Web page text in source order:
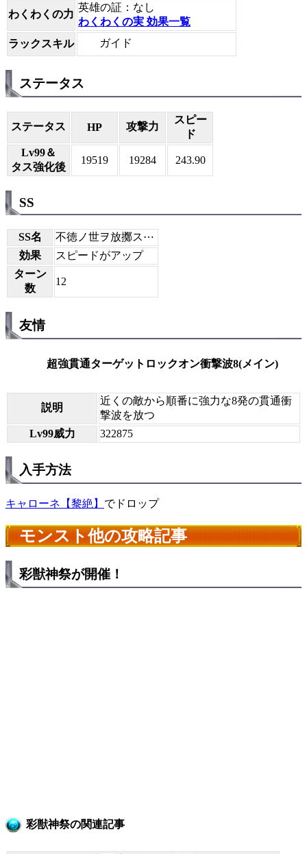
わくわくの力
英雄の証：なし
わくわくの実 効果一覧
ラックスキル
ガイド
ステータス
ステータス HP 攻撃力
スピー
ド
Lv99＆
タス強化後
19519 19284 243.90
SS
SS名
不徳ノ世ヲ放擲ス⋯
効果
スピードがアップ
ターン
数
12
友情
超強貫通ターゲットロックオン衝撃波8(メイン)
説明
近くの敵から順番に強力な8発の貫通衝
撃波を放つ
Lv99威力
322875
入手方法
キャローネ【黎絶】 でドロップ
モンスト他の攻略記事
彩獣神祭が開催！
彩獣神祭の関連記事